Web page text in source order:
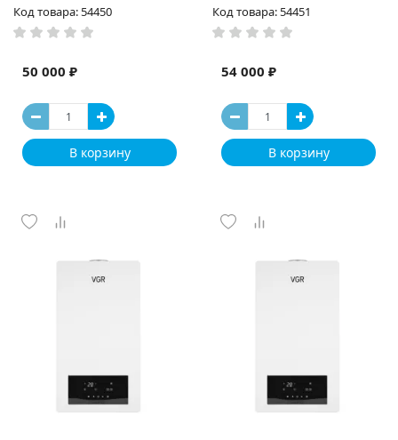
Код товара: 54450
50 000 ₽
В корзину
Код товара: 54451
54 000 ₽
В корзину